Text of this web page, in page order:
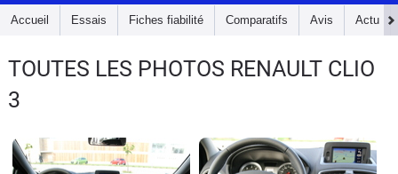
Essais
d'achat
Accueil Essais Fiches fiabilité Comparatifs Avis Actu
TOUTES LES PHOTOS RENAULT CLIO
3